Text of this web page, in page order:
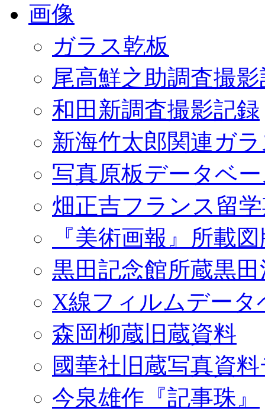
画像
ガラス乾板
尾高鮮之助調査撮
和田新調査撮影記録
新海竹太郎関連ガ
写真原板データベ
畑正吉フランス留
『美術画報』所載
黒田記念館所蔵黒
X線フィルムデータ
森岡柳蔵旧蔵資料
國華社旧蔵写真資
今泉雄作『記事珠』